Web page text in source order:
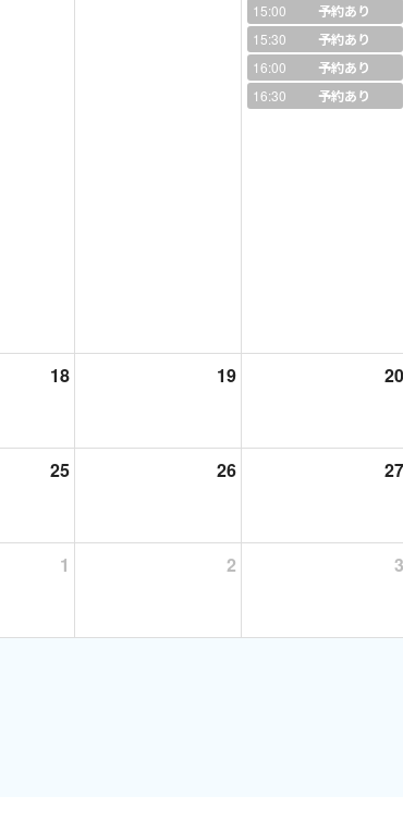
ころに中学生英語の通信添削指導員をはじめましたが、
J-shineの資格を取得、自宅で教室を開校
歳～小学６年生の英会話を指導しています
います、ペーパークラフト、ミシン、海外ドラマ、映画鑑
15:00 予約あり
15:30 予約あり
16:00 予約あり
16:30 予約あり
18 19 20
25 26 27
1 2 3